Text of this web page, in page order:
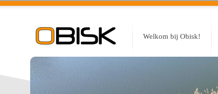
Welkom bij Obisk!